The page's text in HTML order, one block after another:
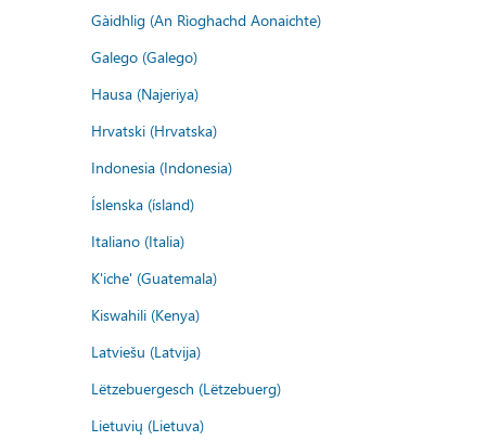
Gàidhlig (An Rìoghachd Aonaichte)
Galego (Galego)
Hausa (Najeriya)
Hrvatski (Hrvatska)
Indonesia (Indonesia)
Íslenska (ísland)
Italiano (Italia)
K'iche' (Guatemala)
Kiswahili (Kenya)
Latviešu (Latvija)
Lëtzebuergesch (Lëtzebuerg)
Lietuvių (Lietuva)